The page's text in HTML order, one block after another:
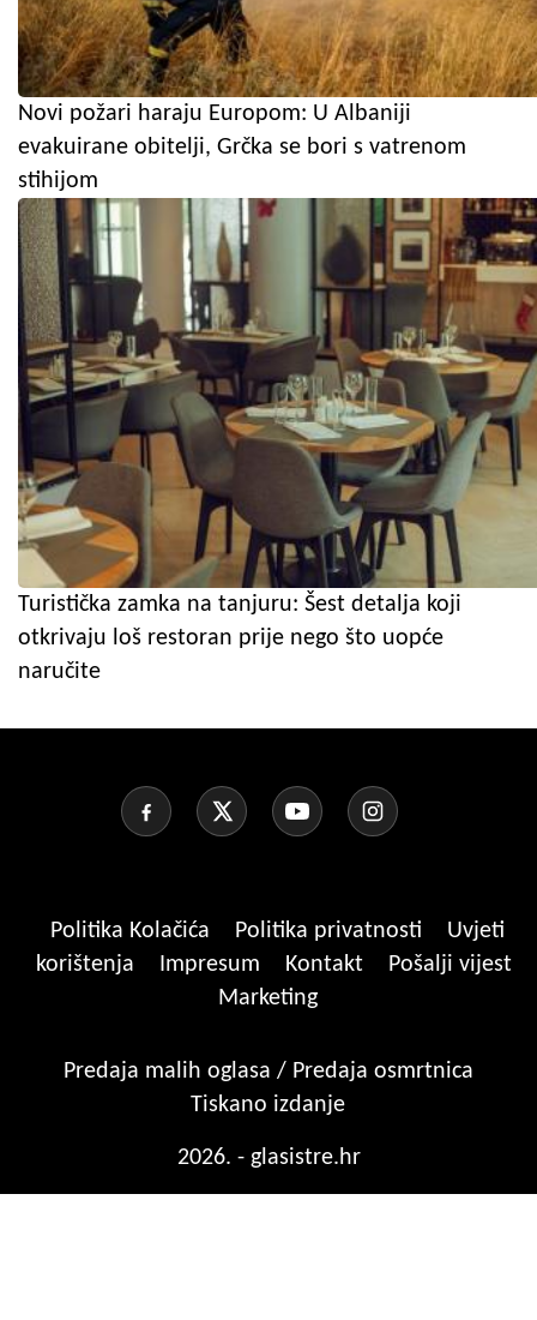
Novi požari haraju Europom: U Albaniji
evakuirane obitelji, Grčka se bori s vatrenom
stihijom
Turistička zamka na tanjuru: Šest detalja koji
otkrivaju loš restoran prije nego što uopće
naručite
Politika Kolačića Politika privatnosti
Uvjeti
korištenja
Impresum Kontakt
Pošalji vijest
Marketing
Predaja malih oglasa / Predaja osmrtnica
Tiskano izdanje
2026. - glasistre.hr